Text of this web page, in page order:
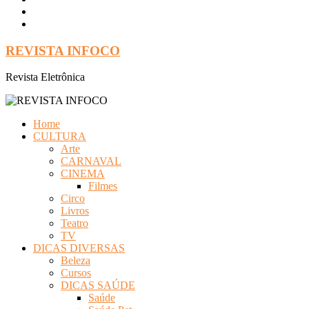
REVISTA INFOCO
Revista Eletrônica
Home
CULTURA
Arte
CARNAVAL
CINEMA
Filmes
Circo
Livros
Teatro
TV
DICAS DIVERSAS
Beleza
Cursos
DICAS SAÚDE
Saúde